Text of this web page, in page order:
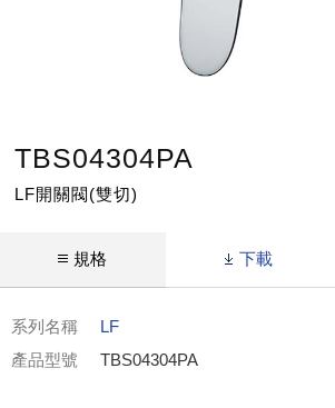
TBS04304PA
LF開關閥(雙切)
規格 下載
系列名稱
LF
產品型號
TBS04304PA